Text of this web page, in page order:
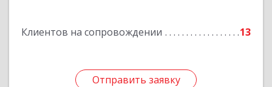
Клиентов на сопровождении 13
Отправить заявку
Отправить заявку